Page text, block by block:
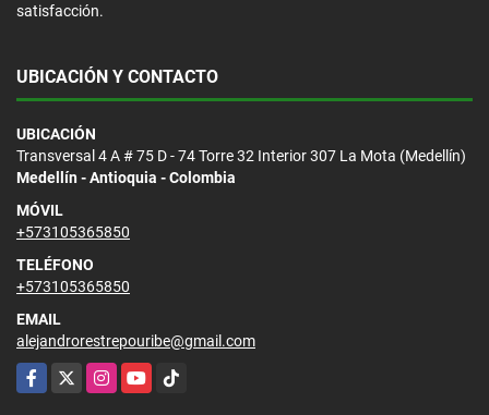
satisfacción.
UBICACIÓN Y CONTACTO
UBICACIÓN
Transversal 4 A # 75 D - 74 Torre 32 Interior 307 La Mota (Medellín)
Medellín - Antioquia - Colombia
MÓVIL
+573105365850
TELÉFONO
+573105365850
EMAIL
alejandrorestrepouribe@gmail.com
Facebook
X InstagramYouTubeTikTok